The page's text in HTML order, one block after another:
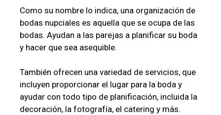
Como su nombre lo indica, una organización de
bodas nupciales es aquella que se ocupa de las
bodas. Ayudan a las parejas a planificar su boda
y hacer que sea asequible.
También ofrecen una variedad de servicios, que
incluyen proporcionar el lugar para la boda y
ayudar con todo tipo de planificación, incluida la
decoración, la fotografía, el catering y más.